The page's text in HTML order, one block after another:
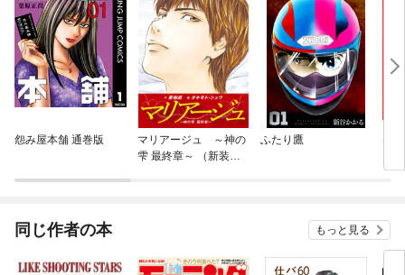
怨み屋本舗 通巻版
マリアージュ ～神の
雫 最終章～ （新装
ふたり鷹 は
同じ作者の本 もっと見る